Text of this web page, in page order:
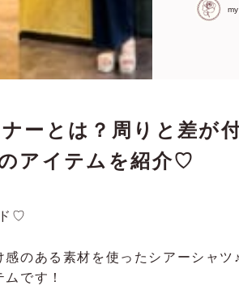
ーとは？周りと差が
アイテムを紹介♡
♡
のある素材を使ったシアーシャツ♪
です！